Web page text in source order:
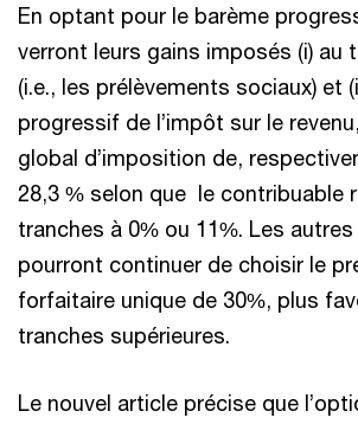
En optant pour le barème
verront leurs gains imposés (i) au
(i.e., les prélèvements sociaux) et
progressif de l’impôt sur le
global d’imposition de,
28,3 % selon que le contribuable
tranches à 0% ou 11%. Les
pourront continuer de choisir le
forfaitaire unique de 30%, plus
tranches supérieures.
Le nouvel article précise que